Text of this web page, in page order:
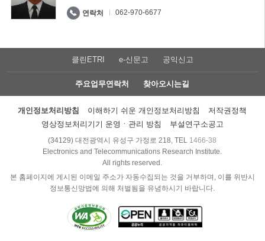
연락처 062-970-6677
클린ETRI e-신문고 공익신고
주요업무연락처 찾아오시는길
개인정보처리방침 이해하기 쉬운 개인정보처리방침
저작권정책
영상정보처리기기 운영ㆍ관리 방침
부설연구소공고
(34129) 대전광역시 유성구 가정로 218, TEL 1466-38
Electronics and Telecommunications Research Institute.
All rights reserved.
본 홈페이지에 게시된 이메일 주소가 자동수집되는 것을 거부하며, 이를 위반시
정보통신망법에 의해 처벌됨을 유념하시기 바랍니다.